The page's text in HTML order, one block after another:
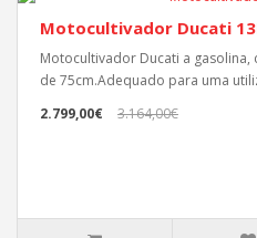
Motocultivador Ducati
Motocultivador Ducati a
de 75cm.Adequado para uma
2.799,00€
3.164,00€